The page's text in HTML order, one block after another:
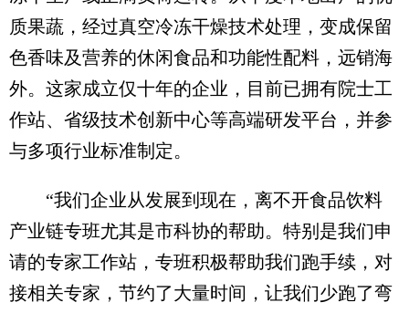
质果蔬，经过真空冷冻干燥技术处理，变成保留
色香味及营养的休闲食品和功能性配料，远销海
外。这家成立仅十年的企业，目前已拥有院士工
作站、省级技术创新中心等高端研发平台，并参
与多项行业标准制定。
“我们企业从发展到现在，离不开食品饮料
产业链专班尤其是市科协的帮助。特别是我们申
请的专家工作站，专班积极帮助我们跑手续，对
接相关专家，节约了大量时间，让我们少跑了弯